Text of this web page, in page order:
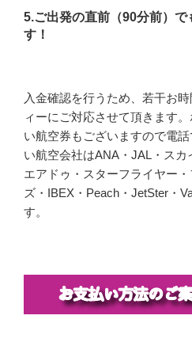
5.ご出発の直前（90分前）で
す！
入金確認を行うため、若干お
ィーにご対応させて頂きます
い航空券もございますので電
い航空会社はANA・JAL・スカ
エアドゥ・スターフライヤー
ズ・IBEX・Peach・JetSter・
す。